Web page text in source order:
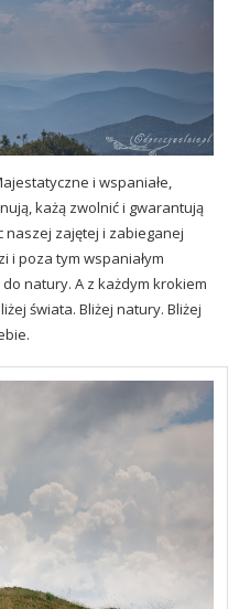
i wspaniałe,
każą zwolnić i gwarantują
zajętej i zabieganej
i poza tym wspaniałym
natury. A z każdym krokiem
świata. Bliżej natury. Bliżej